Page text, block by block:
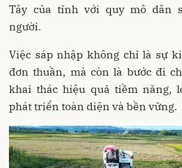
Tây của tỉnh với quy mô dân
người.
Việc sáp nhập không chỉ là sự
đơn thuần, mà còn là bước đi
khai thác hiệu quả tiềm năng,
phát triển toàn diện và bền vững.